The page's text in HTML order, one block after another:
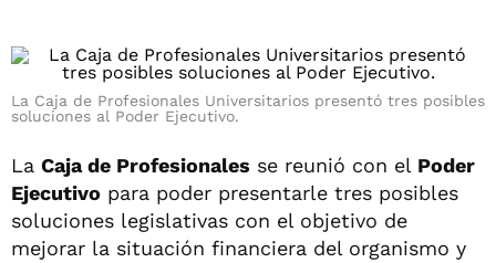
La Caja de Profesionales Universitarios presentó tres posibles
soluciones al Poder Ejecutivo.
La Caja de Profesionales se reunió con el Poder
Ejecutivo para poder presentarle tres posibles
soluciones legislativas con el objetivo de
mejorar la situación financiera del organismo y